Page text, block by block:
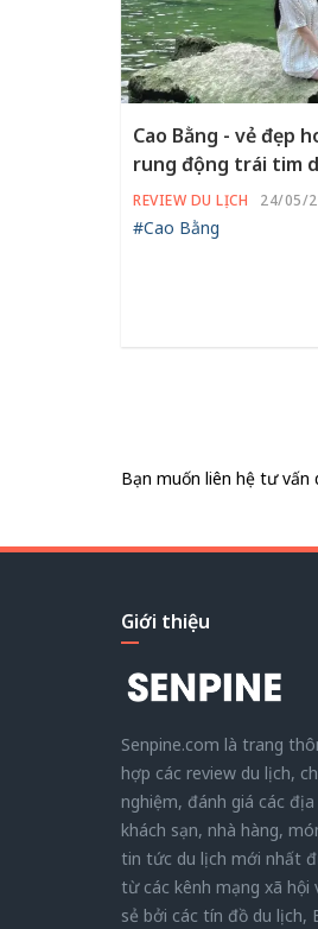
Cao Bằng - vẻ đẹp
rung động trái tim
REVIEW DU LỊCH 24/05/
#Cao Bằng
Bạn muốn liên hệ tư vấn
Giới thiệu
Senpine.com là trang
hợp các review du lịch,
nghiệm, đánh giá các
khách sạn, nhà hàng,
tin tức du lịch mới nhất
từ các kênh mạng xã hội
sẻ bởi các tín đồ du lịch,